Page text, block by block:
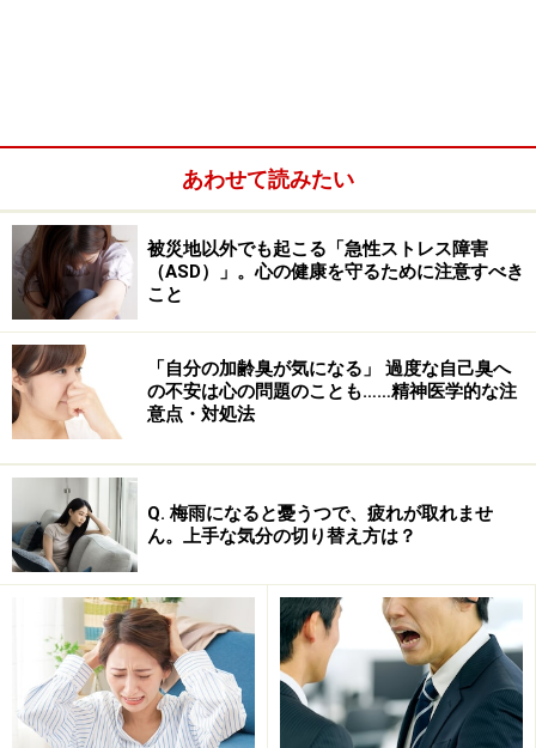
醜形恐怖症（身体醜形障害）とは……過度な
コンプレックスで日常に支障も
醜形恐怖症（身体醜形障害）の場合、実際の見た目の特
徴と、その症状は比例しません。人から見ると別に気に
なる点がなかったとしても、醜形恐怖症になってしまう
ことはあるのです。極端に自分の見た目や体のパーツが
気になってしまう背景には、そのときどきの流行や社会
文化も影響します。
あわせて読みたい
被災地以外でも起こる「急性ストレス障害
（ASD）」。心の健康を守るために注意すべき
こと
「自分の加齢臭が気になる」 過度な自己臭へ
の不安は心の問題のことも……精神医学的な注
意点・対処法
Q. 梅雨になると憂うつで、疲れが取れませ
ん。上手な気分の切り替え方は？